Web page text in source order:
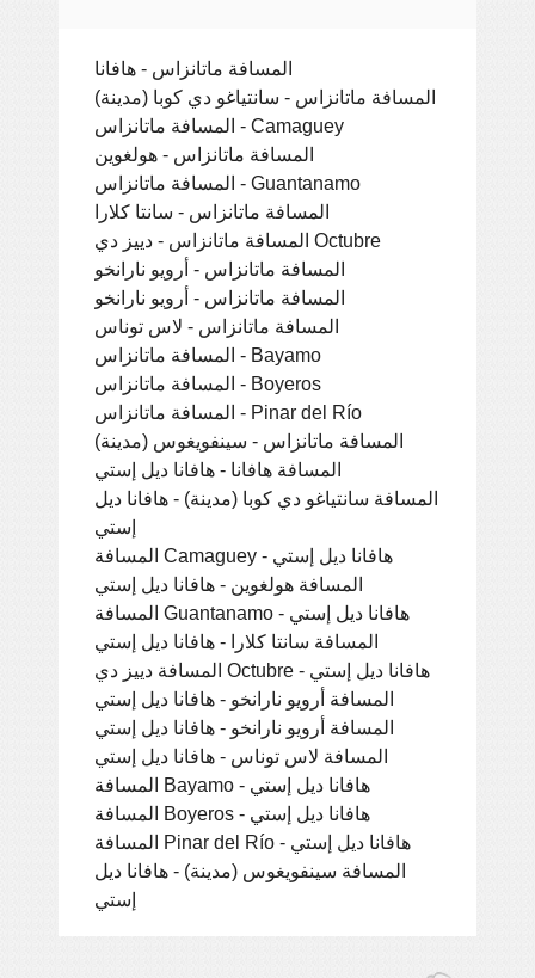
المسافة ماتانزاس - هافانا
المسافة ماتانزاس - سانتياغو دي كوبا (مدينة)
المسافة ماتانزاس - Camaguey
المسافة ماتانزاس - هولغوين
المسافة ماتانزاس - Guantanamo
المسافة ماتانزاس - سانتا كلارا
المسافة ماتانزاس - دييز دي Octubre
المسافة ماتانزاس - أرويو نارانخو
المسافة ماتانزاس - أرويو نارانخو
المسافة ماتانزاس - لاس توناس
المسافة ماتانزاس - Bayamo
المسافة ماتانزاس - Boyeros
المسافة ماتانزاس - Pinar del Río
المسافة ماتانزاس - سينفويغوس (مدينة)
المسافة هافانا - هافانا ديل إستي
المسافة سانتياغو دي كوبا (مدينة) - هافانا ديل
إستي
المسافة Camaguey - هافانا ديل إستي
المسافة هولغوين - هافانا ديل إستي
المسافة Guantanamo - هافانا ديل إستي
المسافة سانتا كلارا - هافانا ديل إستي
المسافة دييز دي Octubre - هافانا ديل إستي
المسافة أرويو نارانخو - هافانا ديل إستي
المسافة أرويو نارانخو - هافانا ديل إستي
المسافة لاس توناس - هافانا ديل إستي
المسافة Bayamo - هافانا ديل إستي
المسافة Boyeros - هافانا ديل إستي
المسافة Pinar del Río - هافانا ديل إستي
المسافة سينفويغوس (مدينة) - هافانا ديل
إستي